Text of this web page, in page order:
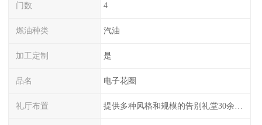
门数 4
燃油种类 汽油
加工定制 是
品名 电子花圈
礼厅布置